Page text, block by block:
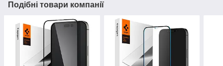
Подібні товари компанії